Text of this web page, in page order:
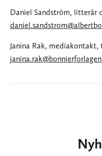
Daniel Sandström, litterär
Janina Rak, mediakontakt,